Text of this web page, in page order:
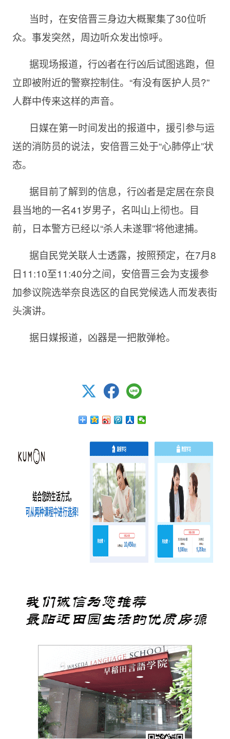
当时，在安倍晋三身边大概聚集了30位听
众。事发突然，周边听众发出惊呼。
据现场报道，行凶者在行凶后试图逃跑，但
立即被附近的警察控制住。“有没有医护人员?”
人群中传来这样的声音。
日媒在第一时间发出的报道中，援引参与运
送的消防员的说法，安倍晋三处于“心肺停止”状
态。
据目前了解到的信息，行凶者是定居在奈良
县当地的一名41岁男子，名叫山上彻也。目
前，日本警方已经以“杀人未遂罪”将他逮捕。
据自民党关联人士透露，按照预定，在7月8
日11:10至11:40分之间，安倍晋三会为支援参
加参议院选举奈良选区的自民党候选人而发表街
头演讲。
据日媒报道，凶器是一把散弹枪。